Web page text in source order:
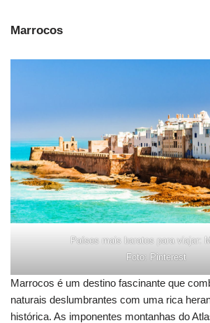
Marrocos
Países mais baratos para viajar:
Foto: Pinterest
Marrocos é um destino fascinante que
naturais deslumbrantes com uma rica
histórica. As imponentes montanhas do